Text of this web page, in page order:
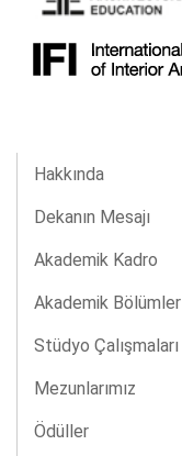
Hakkında
Dekanın Mesajı
Akademik Kadro
Akademik Bölümler
Stüdyo Çalışmaları
Mezunlarımız
Ödüller